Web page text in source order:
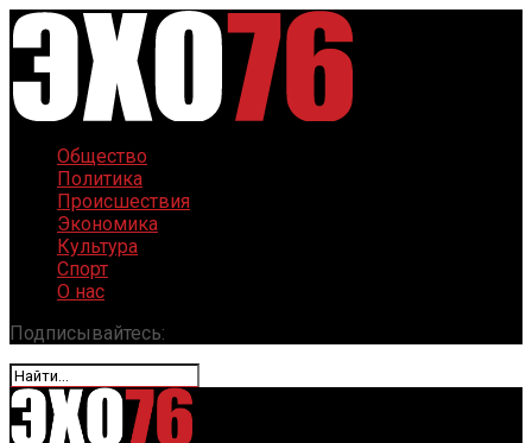
Общество
Политика
Происшествия
Экономика
Культура
Спорт
О нас
Подписывайтесь: